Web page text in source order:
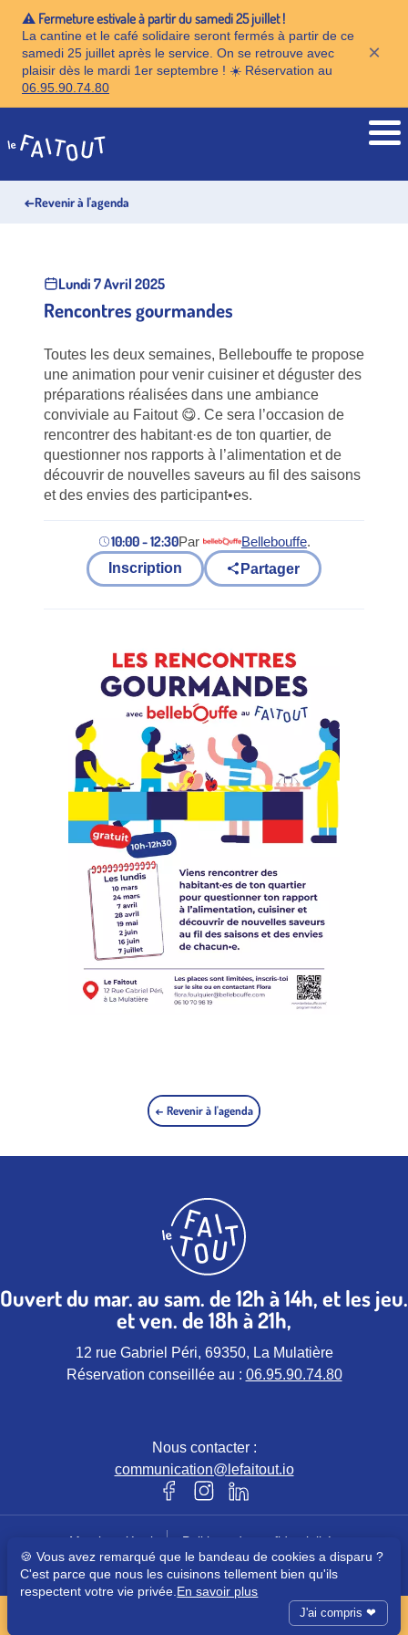
⚠️ Fermeture estivale à partir du samedi 25 juillet !
La cantine et le café solidaire seront fermés à partir de ce
samedi 25 juillet après le service. On se retrouve avec
plaisir dès le mardi 1er septembre ! ☀️ Réservation au
06.95.90.74.80
×
Accueil
←Revenir à l'agenda
Lundi 7 Avril 2025
Rencontres gourmandes
Toutes les deux semaines, Bellebouffe te propose
une animation pour venir cuisiner et déguster des
préparations réalisées dans une ambiance
conviviale au Faitout 😋. Ce sera l’occasion de
rencontrer des habitant·es de ton quartier, de
questionner nos rapports à l’alimentation et de
découvrir de nouvelles saveurs au fil des saisons
et des envies des participant•es.
10:00 - 12:30Par Bellebouffe
(nouvel onglet)
.
Inscription
Partager
← Revenir à l'agenda
Ouvert du mar. au sam. de 12h à 14h, et les jeu.
et ven. de 18h à 21h,
12 rue Gabriel Péri, 69350, La Mulatière
Réservation conseillée au : 06.95.90.74.80
Nous contacter :
communication@lefaitout.io
Notre page Facebook (nouvel
Notre page instagram (nouvel
Notre page Linkedin
Mentions légales
Politique de confidentialités
© Le Faitout – Tous droits réservés
Site réalisé dans une démarche d’éco-conception avecJulie Lavalet
🍪 Vous avez remarqué que le bandeau de cookies a disparu ?
C'est parce que nous les cuisinons tellement bien qu'ils
respectent votre vie privée. En savoir plus
J'ai compris ❤